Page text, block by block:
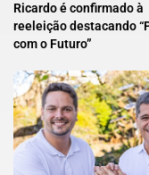
Ricardo é confirmado à
reeleição destacando
com o Futuro”